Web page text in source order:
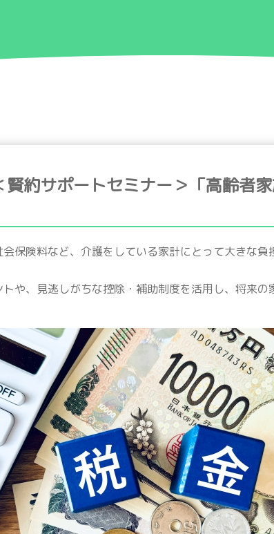
賢約サポートセミナー＞「高齢者
保険料など、介護をしている家計にとって大きな
や、見逃しがちな控除・補助制度を活用し、将来